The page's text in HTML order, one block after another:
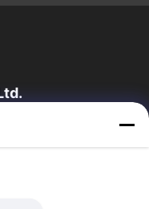
Nós